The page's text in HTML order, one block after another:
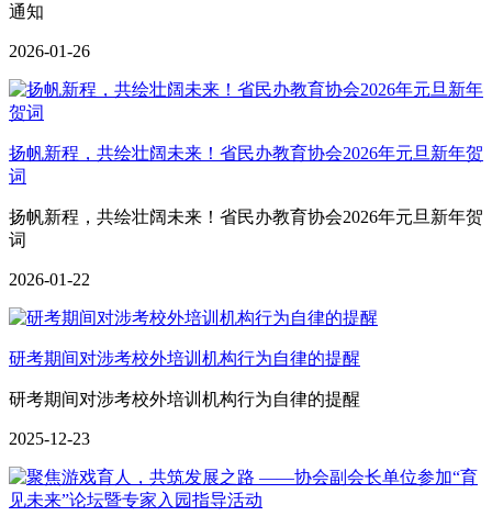
通知
2026-01-26
扬帆新程，共绘壮阔未来！省民办教育协会2026年元旦新年贺
词
扬帆新程，共绘壮阔未来！省民办教育协会2026年元旦新年贺
词
2026-01-22
研考期间对涉考校外培训机构行为自律的提醒
研考期间对涉考校外培训机构行为自律的提醒
2025-12-23